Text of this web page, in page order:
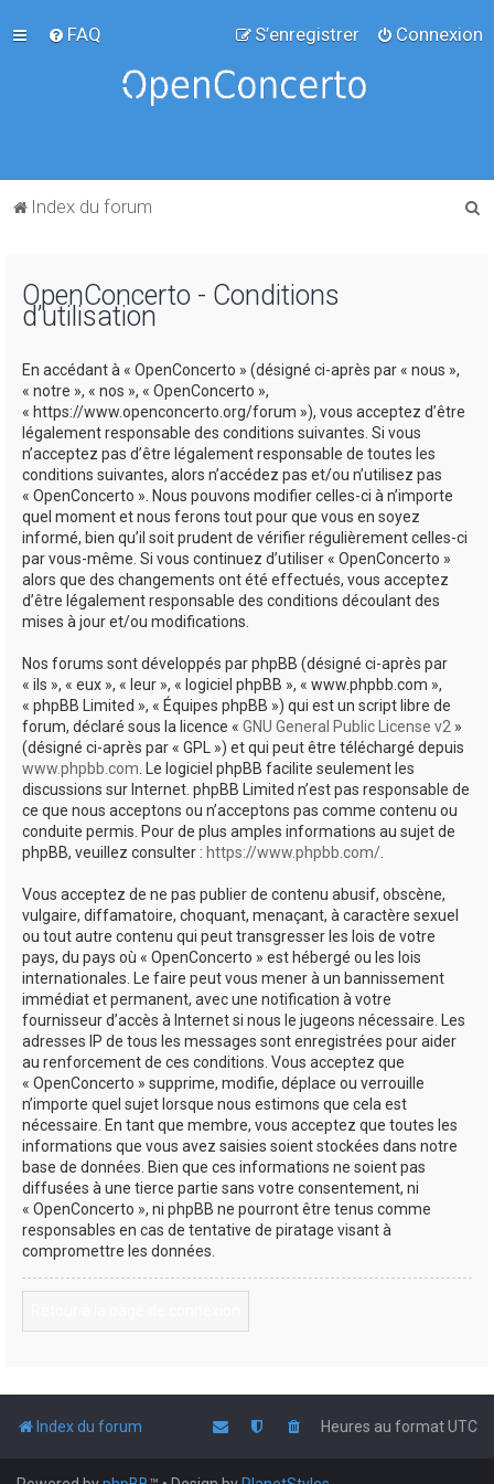
FAQ Connexion
S’enregistrer
Index du forum
OpenConcerto - Conditions
d’utilisation
En accédant à « OpenConcerto » (désigné ci-après par « nous »,
« notre », « nos », « OpenConcerto »,
« https://www.openconcerto.org/forum »), vous acceptez d’être
légalement responsable des conditions suivantes. Si vous
n’acceptez pas d’être légalement responsable de toutes les
conditions suivantes, alors n’accédez pas et/ou n’utilisez pas
« OpenConcerto ». Nous pouvons modifier celles-ci à n’importe
quel moment et nous ferons tout pour que vous en soyez
informé, bien qu’il soit prudent de vérifier régulièrement celles-ci
par vous-même. Si vous continuez d’utiliser « OpenConcerto »
alors que des changements ont été effectués, vous acceptez
d’être légalement responsable des conditions découlant des
mises à jour et/ou modifications.
Nos forums sont développés par phpBB (désigné ci-après par
« ils », « eux », « leur », « logiciel phpBB », « www.phpbb.com »,
« phpBB Limited », « Équipes phpBB ») qui est un script libre de
forum, déclaré sous la licence « GNU General Public License v2 »
(désigné ci-après par « GPL ») et qui peut être téléchargé depuis
www.phpbb.com. Le logiciel phpBB facilite seulement les
discussions sur Internet. phpBB Limited n’est pas responsable de
ce que nous acceptons ou n’acceptons pas comme contenu ou
conduite permis. Pour de plus amples informations au sujet de
phpBB, veuillez consulter : https://www.phpbb.com/.
Vous acceptez de ne pas publier de contenu abusif, obscène,
vulgaire, diffamatoire, choquant, menaçant, à caractère sexuel
ou tout autre contenu qui peut transgresser les lois de votre
pays, du pays où « OpenConcerto » est hébergé ou les lois
internationales. Le faire peut vous mener à un bannissement
immédiat et permanent, avec une notification à votre
fournisseur d’accès à Internet si nous le jugeons nécessaire. Les
adresses IP de tous les messages sont enregistrées pour aider
au renforcement de ces conditions. Vous acceptez que
« OpenConcerto » supprime, modifie, déplace ou verrouille
n’importe quel sujet lorsque nous estimons que cela est
nécessaire. En tant que membre, vous acceptez que toutes les
informations que vous avez saisies soient stockées dans notre
base de données. Bien que ces informations ne soient pas
diffusées à une tierce partie sans votre consentement, ni
« OpenConcerto », ni phpBB ne pourront être tenus comme
responsables en cas de tentative de piratage visant à
compromettre les données.
Index du forum Heures au formatUTC